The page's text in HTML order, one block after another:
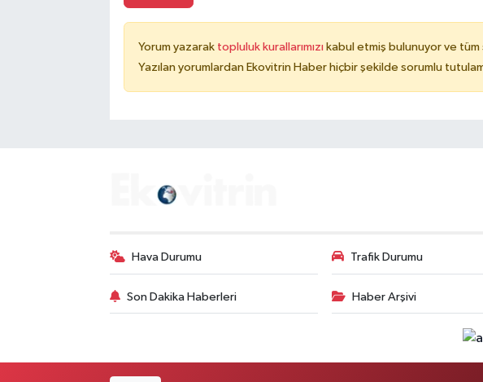
Yorum yazarak topluluk kurallarımızı kabul etmiş bulunuyor ve
Yazılan yorumlardan Ekovitrin Haber hiçbir şekilde sorumlu
Hava Durumu Trafik Durumu
Son Dakika Haberleri Haber Arşivi